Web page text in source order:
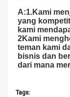
A:1.Kami
yang
kami
2Kami
teman kami
bisnis dan
dari mana
Tags: